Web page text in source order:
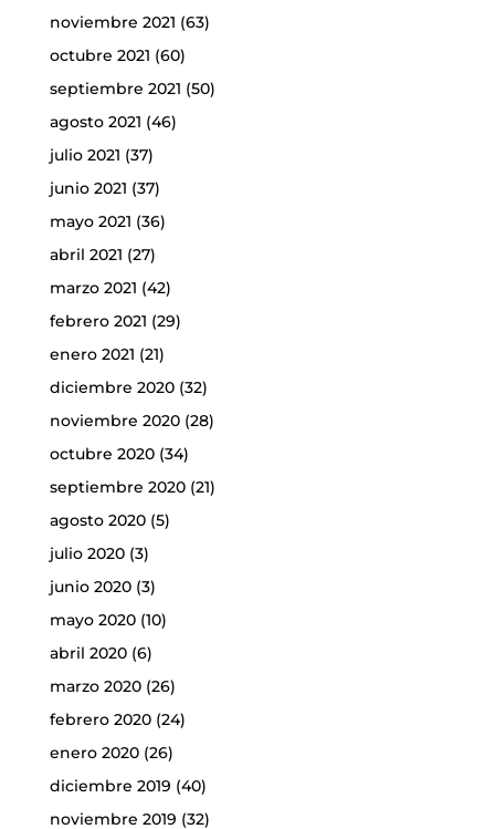
noviembre 2021 (63)
octubre 2021 (60)
septiembre 2021 (50)
agosto 2021 (46)
julio 2021 (37)
junio 2021 (37)
mayo 2021 (36)
abril 2021 (27)
marzo 2021 (42)
febrero 2021 (29)
enero 2021 (21)
diciembre 2020(32)
noviembre 2020(28)
octubre 2020(34)
septiembre 2020(21)
agosto 2020(5)
julio 2020(3)
junio 2020(3)
mayo 2020(10)
abril 2020(6)
marzo 2020(26)
febrero 2020(24)
enero 2020(26)
diciembre 2019 (40)
noviembre 2019 (32)